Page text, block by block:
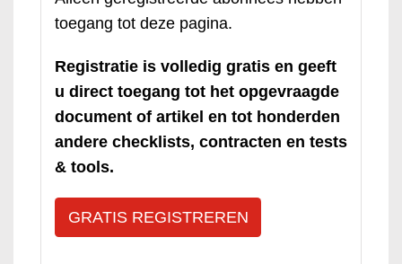
toegang tot deze pagina.
Registratie is volledig gratis en geeft
u direct toegang tot het opgevraagde
document of artikel en tot honderden
andere checklists, contracten en tests
& tools.
GRATIS REGISTREREN